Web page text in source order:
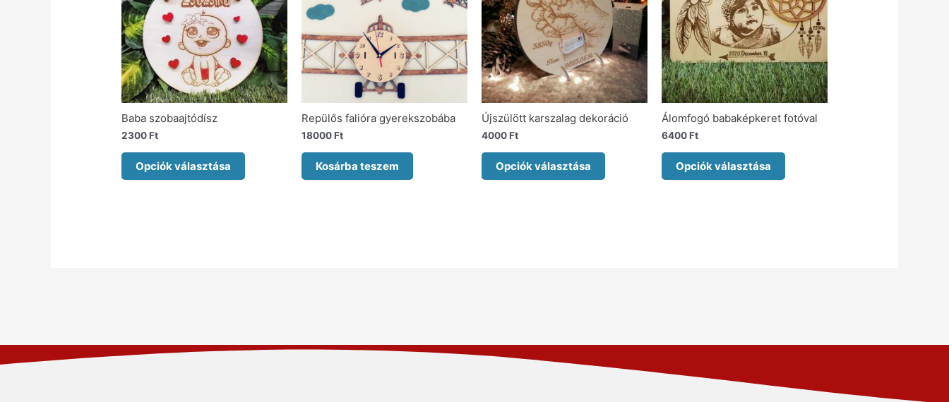
Baba szobaajtódísz
2300Ft
Opciók választása
Repülős falióra gyerekszobába
18000Ft
Kosárba teszem
Újszülött karszalag dekoráció
4000Ft
Opciók választása
Álomfogó babaképkeret fotóval
6400Ft
Opciók választása